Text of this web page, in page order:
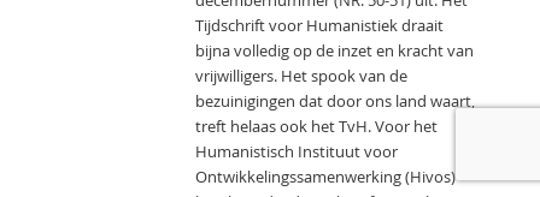
Tijdschrift voor Humanistiek draait
bijna volledig op de inzet en kracht van
vrijwilligers. Het spook van de
bezuinigingen dat door ons land waart,
treft helaas ook het TvH. Voor het
Humanistisch Instituut voor
Ontwikkelingssamenwerking (Hivos)